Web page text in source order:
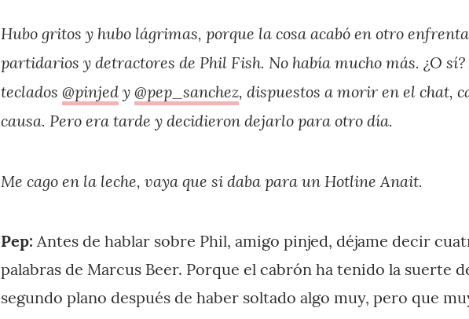
Hubo gritos y hubo lágrimas, porque la cosa acabó en otro
partidarios y detractores de Phil Fish. No había mucho más. ¿O
teclados @pinjedy@pep_sanchez, dispuestos a morir en el chat,
causa. Pero era tarde y decidieron dejarlo para otro día.
Me cago en la leche, vaya que si daba para un Hotline Anait.
Pep: Antes de hablar sobre Phil, amigo pinjed, déjame decir
palabras de Marcus Beer. Porque el cabrón ha tenido la suerte
segundo plano después de haber soltado algo muy, pero que